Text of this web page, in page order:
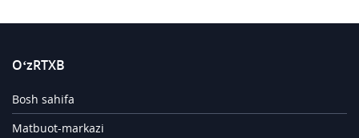
O‘zRTXB
Bosh sahifa
Matbuot-markazi